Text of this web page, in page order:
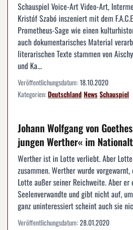
Schauspiel Voice-Art Video-Art,
Kristóf Szabó inszeniert mit dem
Prometheus-Sage wie einen
auch dokumentarisches Material
literarischen Texte stammen von
und Ka...
Veröffentlichungsdatum:18.10.2020
Kategorien:DeutschlandNewsSchauspiel
Johann Wolfgang von
jungen Werther« im
Werther ist in Lotte verliebt. Aber
zusammen. Werther wurde
Lotte außer seiner Reichweite. Aber
Seelenverwandte und gibt nicht auf,
ganz uninteressiert scheint auch sie
Veröffentlichungsdatum:28.01.2020